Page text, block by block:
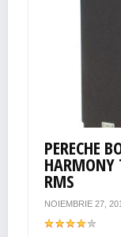
PERECHE
RMS
NOIEMBRIE 27,